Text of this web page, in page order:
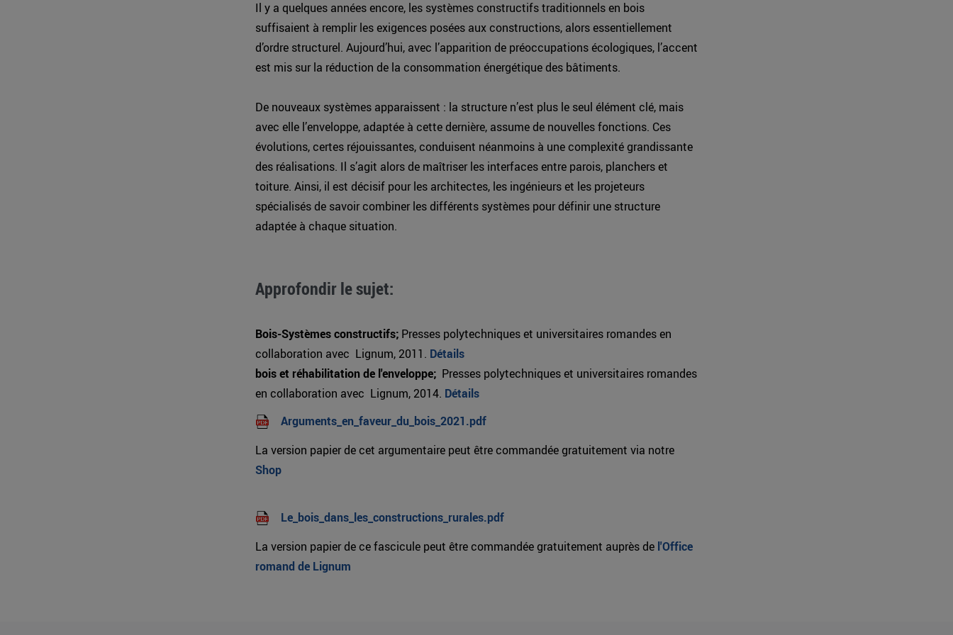
Il y a quelques années encore, les systèmes constructifs traditionnels en bois
suffisaient à remplir les exigences posées aux constructions, alors essentiellement
d’ordre structurel. Aujourd’hui, avec l’apparition de préoccupations écologiques, l’accent
est mis sur la réduction de la consommation énergétique des bâtiments.
De nouveaux systèmes apparaissent : la structure n’est plus le seul élément clé, mais
avec elle l’enveloppe, adaptée à cette dernière, assume de nouvelles fonctions. Ces
évolutions, certes réjouissantes, conduisent néanmoins à une complexité grandissante
des réalisations. Il s’agit alors de maîtriser les interfaces entre parois, planchers et
toiture. Ainsi, il est décisif pour les architectes, les ingénieurs et les projeteurs
spécialisés de savoir combiner les différents systèmes pour définir une structure
adaptée à chaque situation.
Approfondir le sujet:
Bois-Systèmes constructifs;Presses polytechniques et universitaires romandes en
collaboration avec Lignum, 2011. Détails
bois et réhabilitation de l'enveloppe; Presses polytechniques et universitaires romandes
en collaboration avec Lignum, 2014. Détails
Arguments_en_faveur_du_bois_2021.pdf
La version papier de cet argumentaire peut être commandée gratuitement via notre
Shop
Le_bois_dans_les_constructions_rurales.pdf
La version papier de ce fascicule peut être commandée gratuitement auprès de l'Office
romand de Lignum